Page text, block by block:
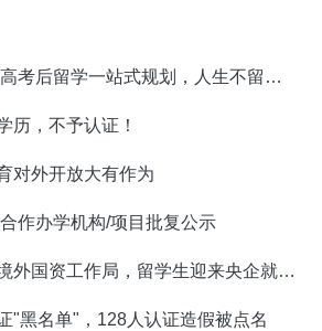
手握Plan B！2026高考后留学一站式规划，人生不留遗憾！
历，不予认证！
对外开放大有作为
作办学机构/项目批复公示
重磅！国务院成立境外国资工作局，留学生迎来央企就业新机遇！
"黑名单"，128人认证造假被点名